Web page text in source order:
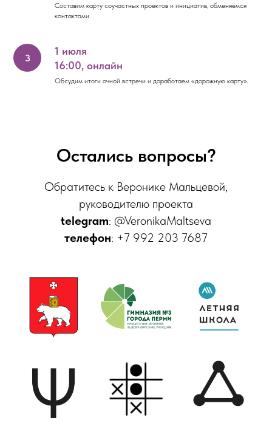
Составим карту соучастных проектов и инициатив, обменяемся
контактами.
1 июля
16:00, онлайн
Обсудим итоги очной встречи и доработаем «дорожную карту».
Остались вопросы?
Обратитесь к Веронике Мальцевой,
руководителю проекта
telegram: @VeronikaMaltseva
телефон: +7 992 203 7687